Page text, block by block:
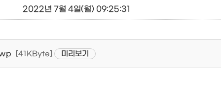
2022년 7월 4일(월) 09:25:31
[41KByte] 미리보기